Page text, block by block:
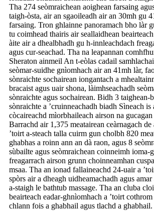
Tha 274 seòmraichean aoighean farsaing
taigh-òsta, air an sgaoileadh air an 30mh gu
farsaing. Tron ghlainne panoramach bho làr
tu coimhead thairis air seallaidhean
àite air a dhealbhadh gu h-innleachdach
agus cur-seachad. Tha na leapannan
Sheraton ainmeil An t-eòlas cadail
seòmar-suidhe gnìomhach air an 41mh làr,
sònraichte sochairean iongantach a
bracaist agus uair shona, làimhseachadh
sònraichte agus sochairean. Bidh 3 taighean-
sònraichte a ’cruinneachadh biadh Sìneach is
còcaireachd mìorbhaileach airson na gucagan
Barrachd air 1,375 meatairean ceàrnagach
’toirt a-steach talla cuirm gun cholbh 820
ghabhas a roinn ann an dà raon, agus 8
sùbailte agus seòmraichean coinneimh ioma-
freagarrach airson grunn choinneamhan
msaa. Tha an ionad fallaineachd 24-uair a
spòrs air a dheagh uidheamachadh agus amar
a-staigh le bathtub massage. Tha an cluba
beairteach eadar-ghnìomhach a ’toirt
chlann fois a ghabhail agus tlachd a ghabhail.